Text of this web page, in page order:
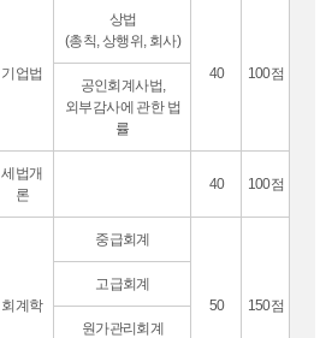
기업법
상법
(총칙, 상행위, 회사)
40
100점
공인회계사법,
외부감사에 관한 법
률
세법개
론
40 100점
회계학
중급회계
50 150점
고급회계
원가관리회계